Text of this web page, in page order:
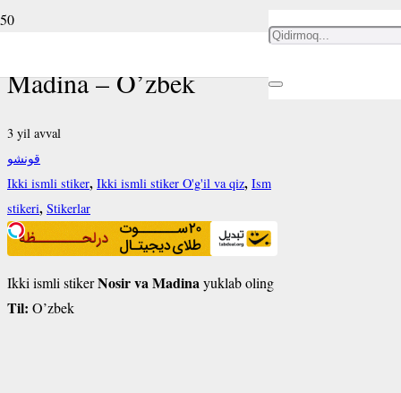
Ikki ismli stiker Nosir va
Madina – O’zbek
3 yil avval
قونشو
Ikki ismli stiker, Ikki ismli stiker O'g'il va qiz, Ism
stikeri, Stikerlar
Ikki ismli stikerNosir va Madinayuklab oling
Til: O’zbek